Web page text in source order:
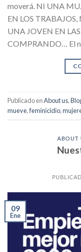
moverá. NI UNA
EN LOS
UNA JOVEN EN
COMPRANDO… El
Publicado enAbout us,
mueve,feminicidio,
ABOUT
09
Ene